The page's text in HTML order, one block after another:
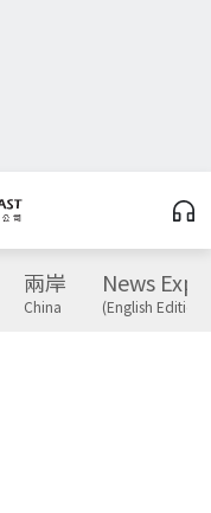
兩岸
China
News
(English Edition)